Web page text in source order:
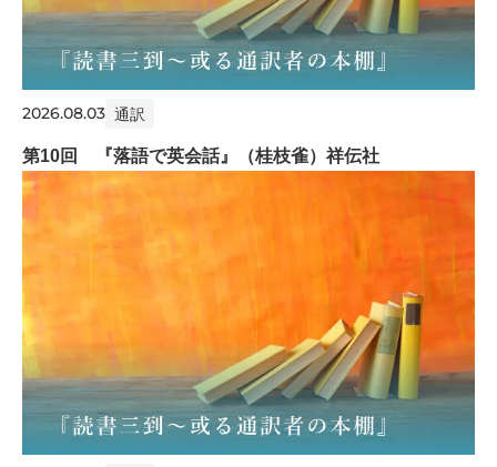
2026.08.03 通訳
第10回 『落語で英会話』（桂枝雀）祥伝社